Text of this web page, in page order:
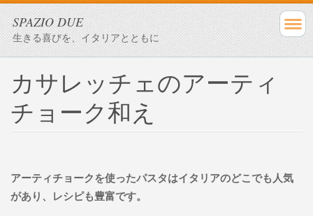
SPAZIO DUE
生きる喜びを、イタリアとともに
カサレッチェのアーティ
チョーク和え
アーティチョークを使ったパスタはイタリアのどこでも人気
があり、レシピも豊富です。